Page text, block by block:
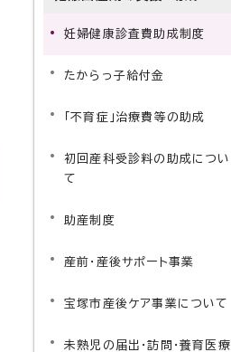
妊婦健康診査費助成制度
たからっ子給付金
「不育症」治療費等の助成
初回産科受診料の助成につい
て
助産制度
産前・産後サポート事業
宝塚市産後ケア事業について
未熟児の届出・訪問・養育医療